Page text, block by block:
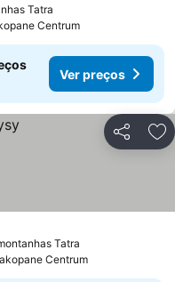
Tatra
Centrum
Ver preços
Partilhar
Tatra
Centrum